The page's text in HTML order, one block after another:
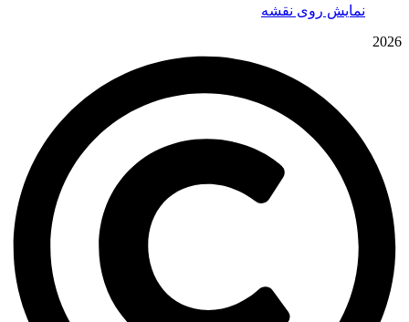
نمایش روی نقشه
2026